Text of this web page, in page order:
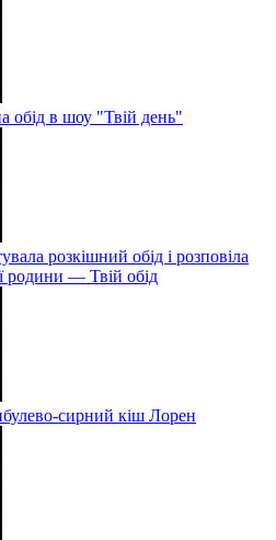
обід в шоу "Твій день"
розкішний обід і розповіла
родини — Твій обід
сирний кіш Лорен